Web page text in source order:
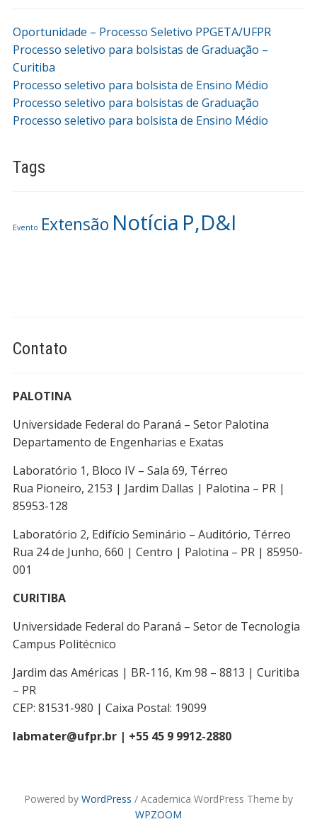
Oportunidade – Processo Seletivo PPGETA/UFPR
Processo seletivo para bolsistas de Graduação –
Curitiba
Processo seletivo para bolsista de Ensino Médio
Processo seletivo para bolsistas de Graduação
Processo seletivo para bolsista de Ensino Médio
Tags
Evento Extensão Notícia P,D&I
Contato
PALOTINA
Universidade Federal do Paraná – Setor Palotina
Departamento de Engenharias e Exatas
Laboratório 1, Bloco IV – Sala 69, Térreo
Rua Pioneiro, 2153 | Jardim Dallas | Palotina – PR |
85953-128
Laboratório 2, Edifício Seminário – Auditório, Térreo
Rua 24 de Junho, 660 | Centro | Palotina – PR | 85950-
001
CURITIBA
Universidade Federal do Paraná – Setor de Tecnologia
Campus Politécnico
Jardim das Américas | BR-116, Km 98 – 8813 | Curitiba
– PR
CEP: 81531-980 | Caixa Postal: 19099
labmater@ufpr.br | +55 45 9 9912-2880
Powered by WordPress / Academica WordPress Theme by
WPZOOM